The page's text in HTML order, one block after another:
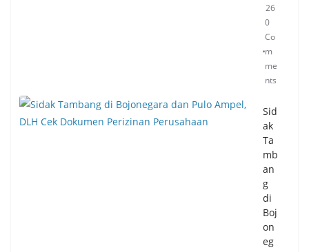
26
0
Co
m
me
nts
Sid
ak
Ta
mb
an
g
di
Boj
on
eg